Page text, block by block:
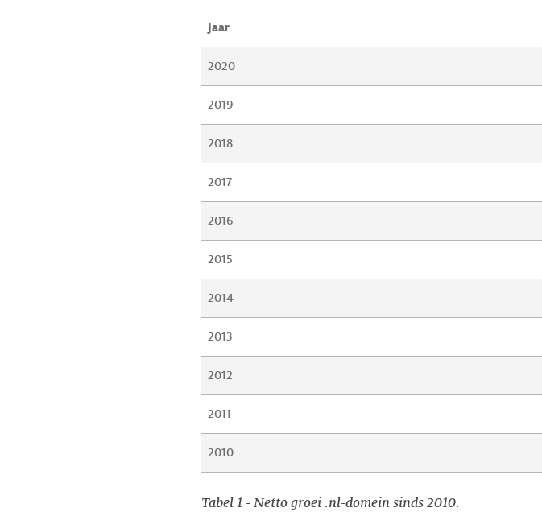
Jaar
2020
2019
2018
2017
2016
2015
2014
2013
2012
2011
2010
Tabel 1 - Netto groei .nl-domein sinds 2010.